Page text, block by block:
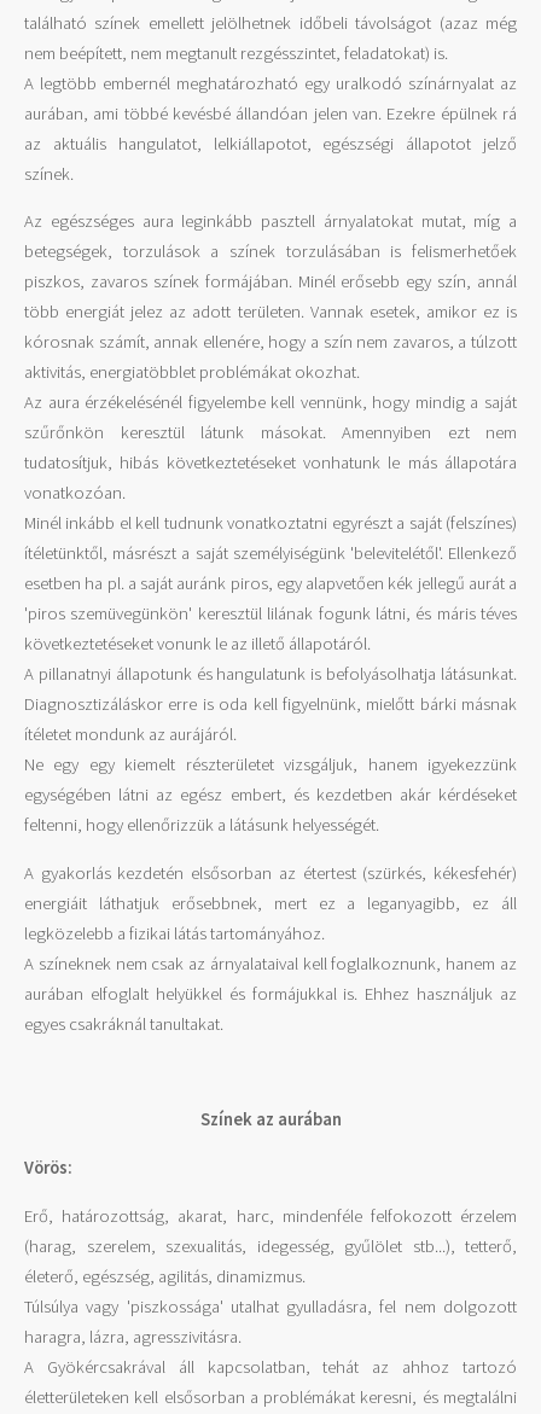
található színek emellett jelölhetnek időbeli távolságot (azaz még
nem beépített, nem megtanult rezgésszintet, feladatokat) is.
A legtöbb embernél meghatározható egy uralkodó színárnyalat az
aurában, ami többé kevésbé állandóan jelen van. Ezekre épülnek rá
az aktuális hangulatot, lelkiállapotot, egészségi állapotot jelző
színek.
Az egészséges aura leginkább pasztell árnyalatokat mutat, míg a
betegségek, torzulások a színek torzulásában is felismerhetőek
piszkos, zavaros színek formájában. Minél erősebb egy szín, annál
több energiát jelez az adott területen. Vannak esetek, amikor ez is
kórosnak számít, annak ellenére, hogy a szín nem zavaros, a túlzott
aktivitás, energiatöbblet problémákat okozhat.
Az aura érzékelésénél figyelembe kell vennünk, hogy mindig a saját
szűrőnkön keresztül látunk másokat. Amennyiben ezt nem
tudatosítjuk, hibás következtetéseket vonhatunk le más állapotára
vonatkozóan.
Minél inkább el kell tudnunk vonatkoztatni egyrészt a saját (felszínes)
ítéletünktől, másrészt a saját személyiségünk 'belevitelétől'. Ellenkező
esetben ha pl. a saját auránk piros, egy alapvetően kék jellegű aurát a
'piros szemüvegünkön' keresztül lilának fogunk látni, és máris téves
következtetéseket vonunk le az illető állapotáról.
A pillanatnyi állapotunk és hangulatunk is befolyásolhatja látásunkat.
Diagnosztizáláskor erre is oda kell figyelnünk, mielőtt bárki másnak
ítéletet mondunk az aurájáról.
Ne egy egy kiemelt részterületet vizsgáljuk, hanem igyekezzünk
egységében látni az egész embert, és kezdetben akár kérdéseket
feltenni, hogy ellenőrizzük a látásunk helyességét.
A gyakorlás kezdetén elsősorban az étertest (szürkés, kékesfehér)
energiáit láthatjuk erősebbnek, mert ez a leganyagibb, ez áll
legközelebb a fizikai látás tartományához.
A színeknek nem csak az árnyalataival kell foglalkoznunk, hanem az
aurában elfoglalt helyükkel és formájukkal is. Ehhez használjuk az
egyes csakráknál tanultakat.
Színek az aurában
Vörös:
Erő, határozottság, akarat, harc, mindenféle felfokozott érzelem
(harag, szerelem, szexualitás, idegesség, gyűlölet stb...), tetterő,
életerő, egészség, agilitás, dinamizmus.
Túlsúlya vagy 'piszkossága' utalhat gyulladásra, fel nem dolgozott
haragra, lázra, agresszivitásra.
A Gyökércsakrával áll kapcsolatban, tehát az ahhoz tartozó
életterületeken kell elsősorban a problémákat keresni, és megtalálni